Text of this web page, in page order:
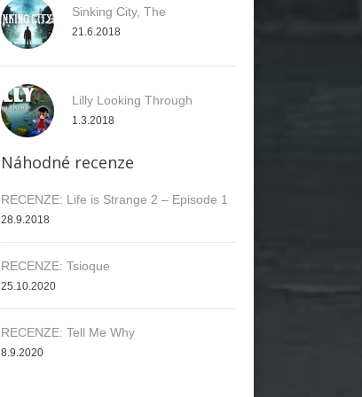
Sinking City, The
21.6.2018
Lilly Looking Through
1.3.2018
Náhodné recenze
RECENZE: Life is Strange 2 – Episode 1
28.9.2018
RECENZE: Tsioque
25.10.2020
RECENZE: Tell Me Why
8.9.2020